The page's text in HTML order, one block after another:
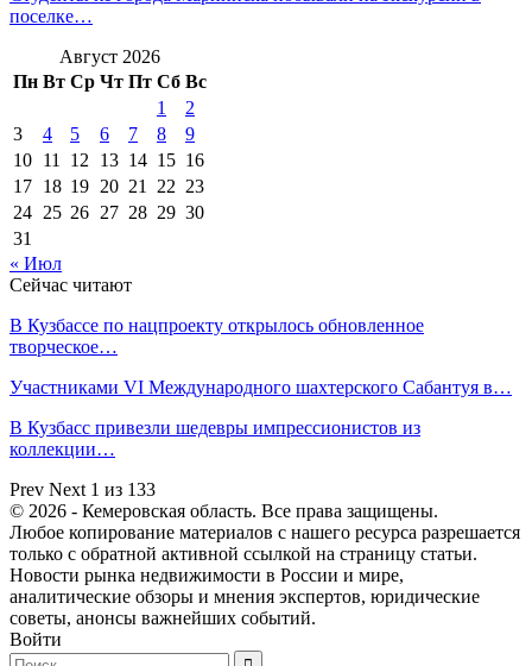
поселке…
Август 2026
Пн Вт Ср Чт Пт Сб Вс
1
2
3
4 5 6 7 8
9
10 11 12 13 14 15 16
17 18 19 20 21 22 23
24 25 26 27 28 29 30
31
« Июл
Сейчас читают
В Кузбассе по нацпроекту открылось обновленное
творческое…
Участниками VI Международного шахтерского Сабантуя в…
В Кузбасс привезли шедевры импрессионистов из
коллекции…
Prev Next 1 из 133
© 2026 - Кемеровская область. Все права защищены.
Любое копирование материалов с нашего ресурса разрешается
только с обратной активной ссылкой на страницу статьи.
Новости рынка недвижимости в России и мире,
аналитические обзоры и мнения экспертов, юридические
советы, анонсы важнейших событий.
Войти